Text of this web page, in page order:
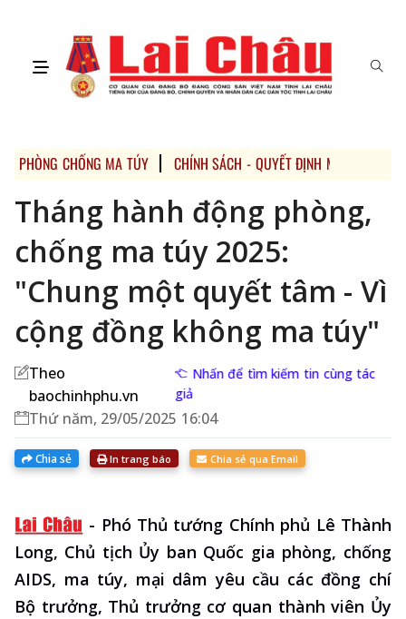
PHÒNG CHỐNG MA TÚY CHÍNH SÁCH - QUYẾT ĐỊNH MỚI
Tháng hành động phòng,
chống ma túy 2025:
"Chung một quyết tâm - Vì
cộng đồng không ma túy"
Theo
baochinhphu.vn
Nhấn để tìm kiếm tin cùng tác
giả
Thứ năm, 29/05/2025 16:04
Chia sẻ In trang báo Chia sẻ qua Email
- Phó Thủ tướng Chính phủ Lê Thành
Long, Chủ tịch Ủy ban Quốc gia phòng, chống
AIDS, ma túy, mại dâm yêu cầu các đồng chí
Bộ trưởng, Thủ trưởng cơ quan thành viên Ủy